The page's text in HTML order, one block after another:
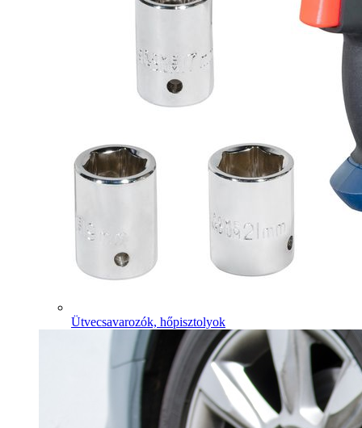
Ütvecsavarozók, hőpisztolyok